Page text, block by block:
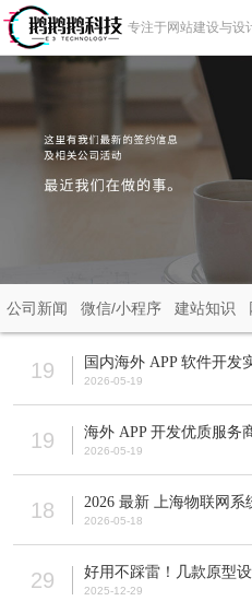
专注于网站建设与设
公司新闻 微信/小程序 建站知识
19 2026-05-19
19 2026-05-19
18 2026-05-18
29 好用不踩雷！几款原型
2025-12-29